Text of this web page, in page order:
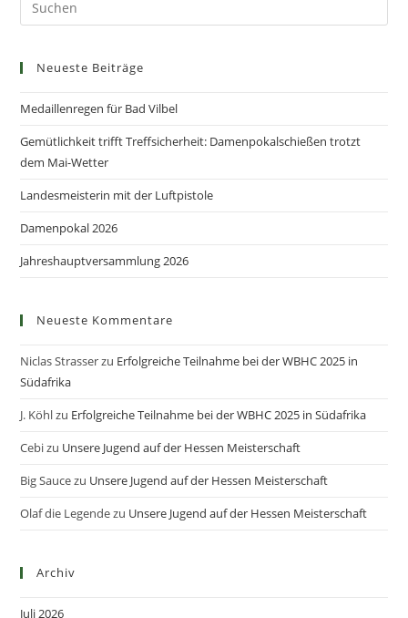
Neueste Beiträge
Medaillenregen für Bad Vilbel
Gemütlichkeit trifft Treffsicherheit: Damenpokalschießen trotzt
dem Mai-Wetter
Landesmeisterin mit der Luftpistole
Damenpokal 2026
Jahreshauptversammlung 2026
Neueste Kommentare
Niclas Strasserzu Erfolgreiche Teilnahme bei der WBHC 2025 in
Südafrika
J. Köhlzu Erfolgreiche Teilnahme bei der WBHC 2025 in Südafrika
Cebizu Unsere Jugend auf der Hessen Meisterschaft
Big Saucezu Unsere Jugend auf der Hessen Meisterschaft
Olaf die Legendezu Unsere Jugend auf der Hessen Meisterschaft
Archiv
Juli 2026